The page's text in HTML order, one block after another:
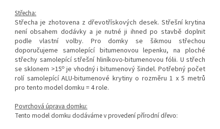
Střecha:
Střecha je zhotovena z dřevotřískových desek. Střešní krytina
není obsahem dodávky a je nutné ji ihned po stavbě doplnit
podle vlastní volby. Pro domky se šikmou střechou
doporučujeme samolepící bitumenovou lepenku, na ploché
střechy samolepící střešní hliníkovo-bitumenovou fólii. U střech
se sklonem >15oje vhodný i bitumenový šindel. Potřebný počet
rolí samolepící ALU-bitumenové krytiny o rozměru 1 x 5 metrů
pro tento model domku = 4 role.
Povrchová úprava domku:
Tento model domku dodáváme v provedení přírodní dřevo: